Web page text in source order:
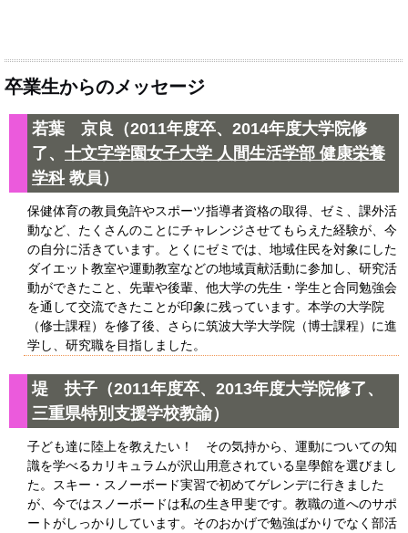
卒業生からのメッセージ
若葉 京良（2011年度卒、2014年度大学院修
了、 十文字学園女子大学 人間生活学部 健康栄養
学科教員）
保健体育の教員免許やスポーツ指導者資格の取得、ゼミ、課外活
動など、たくさんのことにチャレンジさせてもらえた経験が、今
の自分に活きています。とくにゼミでは、地域住民を対象にした
ダイエット教室や運動教室などの地域貢献活動に参加し、研究活
動ができたこと、先輩や後輩、他大学の先生・学生と合同勉強会
を通して交流できたことが印象に残っています。本学の大学院
（修士課程）を修了後、さらに筑波大学大学院（博士課程）に進
学し、研究職を目指しました。
堤 扶子（2011年度卒、2013年度大学院修了、
三重県特別支援学校教諭）
子ども達に陸上を教えたい！ その気持から、運動についての知
識を学べるカリキュラムが沢山用意されている皇學館を選びまし
た。スキー・スノーボード実習で初めてゲレンデに行きました
が、今ではスノーボードは私の生き甲斐です。教職の道へのサポ
ートがしっかりしています。そのおかげで勉強ばかりでなく部活